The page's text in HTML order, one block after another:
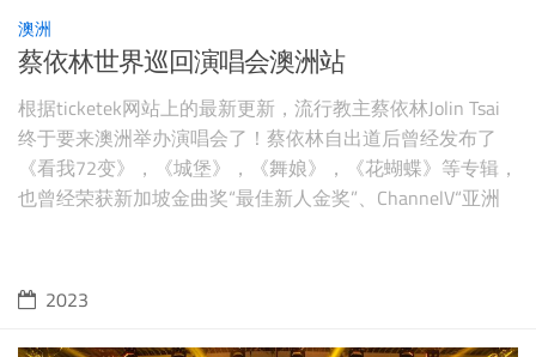
澳洲
蔡依林世界巡回演唱会澳洲站
根据ticketek网站上的最新更新，流行教主蔡依林Jolin Tsai
终于要来澳洲举办演唱会了！蔡依林自出道后曾经发布了
《看我72变》，《城堡》，《舞娘》，《花蝴蝶》等专辑，
也曾经荣获新加坡金曲奖“最佳新人金奖”、ChannelV“亚洲
时间更新购票信息。 图源：ticketek，版权属原作
2023